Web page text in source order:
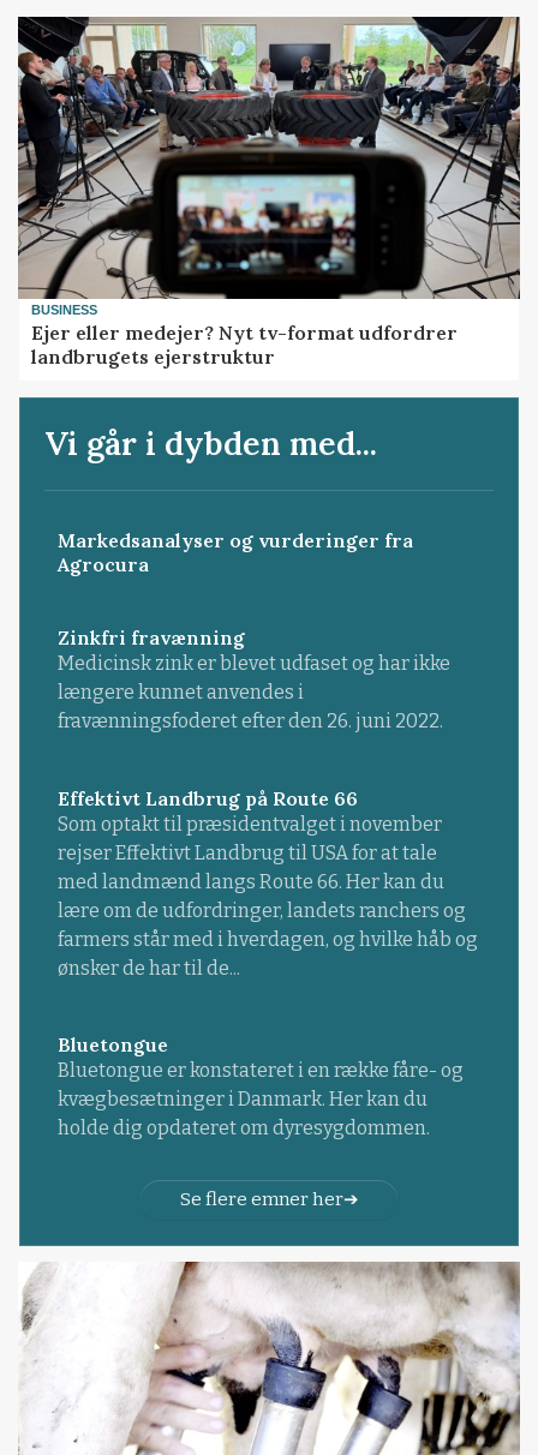
BUSINESS
Ejer eller medejer? Nyt tv-format udfordrer
landbrugets ejerstruktur
Vi går i dybden med...
Markedsanalyser og vurderinger fra
Agrocura
Zinkfri fravænning
Medicinsk zink er blevet udfaset og har ikke
længere kunnet anvendes i
fravænningsfoderet efter den 26. juni 2022.
Effektivt Landbrug på Route 66
Som optakt til præsidentvalget i november
rejser Effektivt Landbrug til USA for at tale
med landmænd langs Route 66. Her kan du
lære om de udfordringer, landets ranchers og
farmers står med i hverdagen, og hvilke håb og
ønsker de har til de...
Bluetongue
Bluetongue er konstateret i en række fåre- og
kvægbesætninger i Danmark. Her kan du
holde dig opdateret om dyresygdommen.
Se flere emner her